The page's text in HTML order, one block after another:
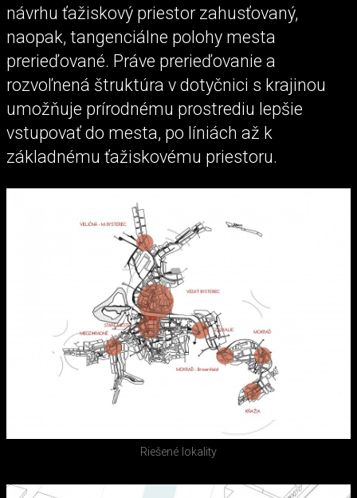
návrhu ťažiskový priestor zahusťovaný,
naopak, tangenciálne polohy mesta
prerieďované. Práve prerieďovanie a
rozvoľnená štruktúra v dotyčnici s krajinou
umožňuje prírodnému prostrediu lepšie
vstupovať do mesta, po líniách až k
základnému ťažiskovému priestoru.
Riešené lokality